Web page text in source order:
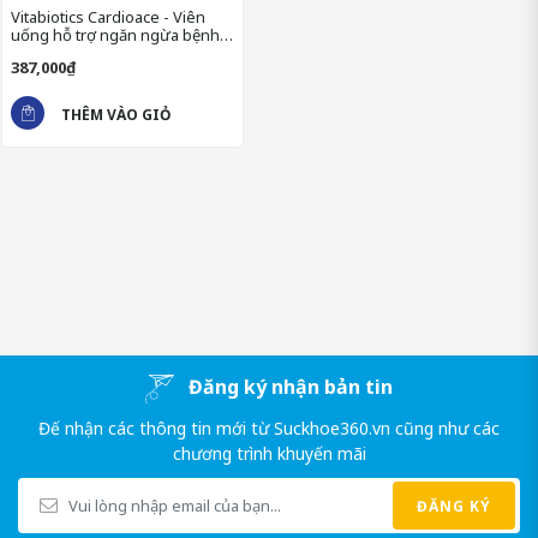
==> Xem thêm những sản phẩm vềbệnh cao huyết áp
TÁC DỤNG CỦA VITABIOTICS
CARDIOACE
Vitabiotics Cardioace được thiết kế để giúp bảo vệ và
Vitabiotics Cardioace - Viên
uống hỗ trợ ngăn ngừa bệnh
387,000₫
THÊM VÀO GIỎ
Đăng ký nhận bản tin
Đế nhận các thông tin mới từ Suckhoe360.vn cũng như các
chương trình khuyến mãi
ĐĂNG KÝ